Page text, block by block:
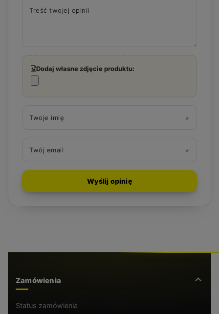
Treść twojej opinii
Dodaj własne zdjęcie produktu:
Twoje imię
Twój email
Wyślij opinię
Zamówienia
Status zamówienia